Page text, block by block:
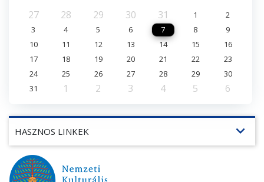
27
28 29 30 31 1
2
3
4 5 6 7 8
9
10
11 12 13 14 15
16
17
18 19 20 21 22
23
24
25 26 27 28 29
30
31
1 2 3 4 5 6
HASZNOS LINKEK expand_more